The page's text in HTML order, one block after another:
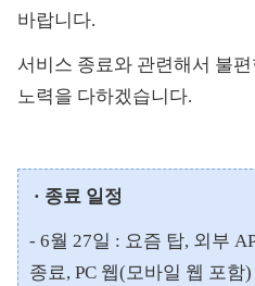
바랍니다.
서비스 종료와 관련해서 불
노력을 다하겠습니다.
· 종료 일정
- 6월 27일 : 요즘 탑, 외부
종료, PC 웹(모바일 웹 포함